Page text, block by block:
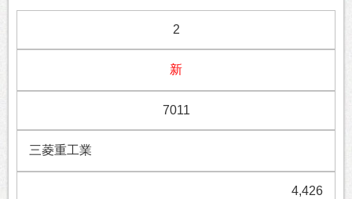
2
新
7011
三菱重工業
4,426